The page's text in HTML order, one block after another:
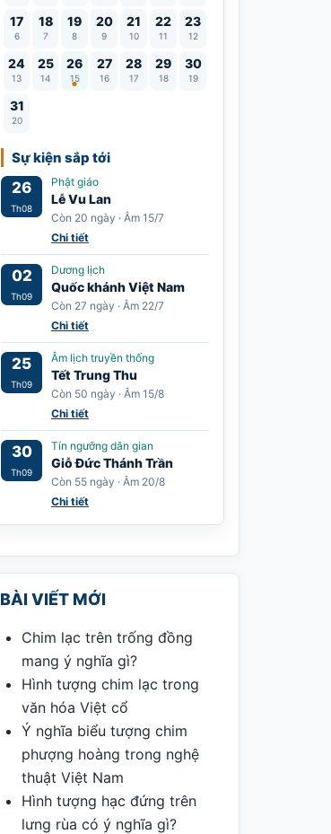
17
6
18
7
19
8
20
9
21
10
22
11
23
12
24
13
25
14
26
15
Lễ Vu Lan
27
16
28
17
29
18
30
19
31
20
Sự kiện sắp tới
26
Th08
Phật giáo
Lễ Vu Lan
Còn 20 ngày · Âm 15/7
Chi tiết
02
Th09
Dương lịch
Quốc khánh Việt Nam
Còn 27 ngày · Âm 22/7
Chi tiết
25
Th09
Âm lịch truyền thống
Tết Trung Thu
Còn 50 ngày · Âm 15/8
Chi tiết
30
Th09
Tín ngưỡng dân gian
Giỗ Đức Thánh Trần
Còn 55 ngày · Âm 20/8
Chi tiết
BÀI VIẾT MỚI
Chim lạc trên trống đồng
mang ý nghĩa gì?
Hình tượng chim lạc trong
văn hóa Việt cổ
Ý nghĩa biểu tượng chim
phượng hoàng trong nghệ
thuật Việt Nam
Hình tượng hạc đứng trên
lưng rùa có ý nghĩa gì?